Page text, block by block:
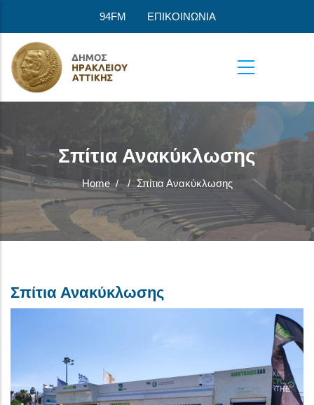
94FM ΕΠΙΚΟΙΝΩΝΙΑ
Σπίτια Ανακύκλωσης
Home / / Σπίτια Ανακύκλωσης
Σπίτια Ανακύκλωσης